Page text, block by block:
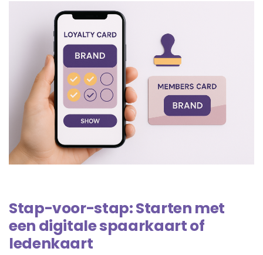
Stap-voor-stap: Starten met
een digitale spaarkaart of
ledenkaart